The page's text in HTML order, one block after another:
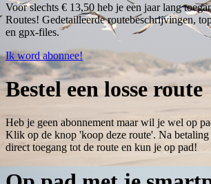
Voor slechts € 13,50 heb je een jaar lang
Routes! Gedetailleerde routebeschrijvingen,
en gpx-files.
Ik word abonnee!
Bestel een losse route
Heb je geen abonnement maar wil je wel op
Klik op de knop 'koop deze route'. Na
direct toegang tot de route en kun je op pad!